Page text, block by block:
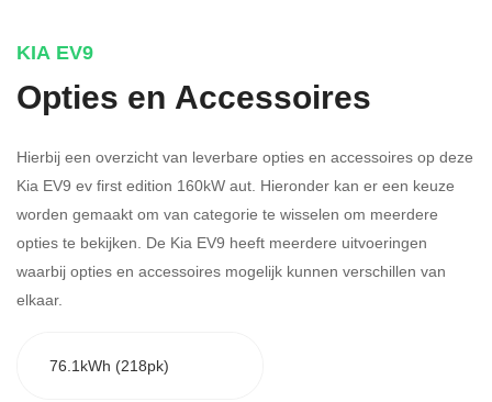
KIA EV9
Opties en Accessoires
Hierbij een overzicht van leverbare opties en accessoires op deze
Kia EV9 ev first edition 160kW aut. Hieronder kan er een keuze
worden gemaakt om van categorie te wisselen om meerdere
opties te bekijken. De Kia EV9 heeft meerdere uitvoeringen
waarbij opties en accessoires mogelijk kunnen verschillen van
elkaar.
76.1kWh (218pk)